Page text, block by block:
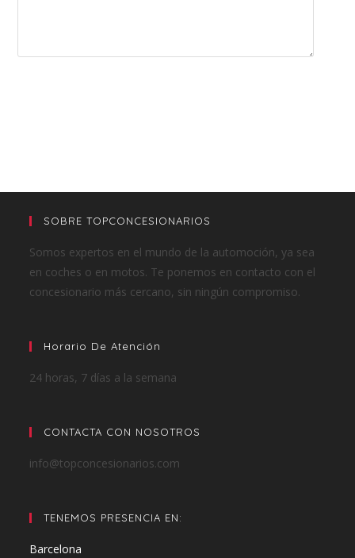
SOBRE TOPCONCESIONARIOS
Somos expertos en el mundo de la automoción, ya sea
en coches o en motos. Te ponemos en contacto con el
concesionario más cercano, sin ningún compromiso.
Horario De Atención
24 horas, 7 días a la semana
CONTACTA CON NOSOTROS
info@topconcesionarios.com
TENEMOS PRESENCIA EN:
Barcelona